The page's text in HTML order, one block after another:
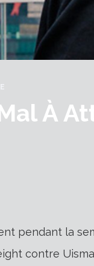
À
pendant la
contre